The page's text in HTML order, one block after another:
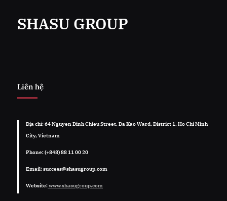
SHASU GROUP
Liên hệ
Địa chỉ: 64 Nguyen Dinh Chieu Street, Đa Kao Ward, District 1, Ho Chi Minh
City, Vietnam
Phone: (+848) 88 11 00 20
Email: success@shasugroup.com
Website:www.shasugroup.com